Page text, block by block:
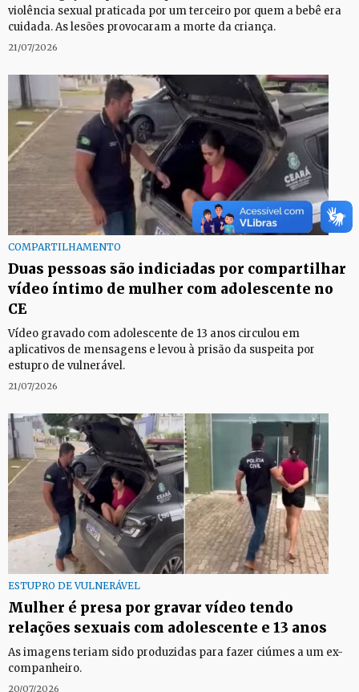
violência sexual praticada por um terceiro por quem a bebê era
cuidada. As lesões provocaram a morte da criança.
21/07/2026
COMPARTILHAMENTO
Duas pessoas são indiciadas por compartilhar
vídeo íntimo de mulher com adolescente no
CE
Vídeo gravado com adolescente de 13 anos circulou em
aplicativos de mensagens e levou à prisão da suspeita por
estupro de vulnerável.
21/07/2026
ESTUPRO DE VULNERÁVEL
Mulher é presa por gravar vídeo tendo
relações sexuais com adolescente e 13 anos
As imagens teriam sido produzidas para fazer ciúmes a um ex-
companheiro.
20/07/2026